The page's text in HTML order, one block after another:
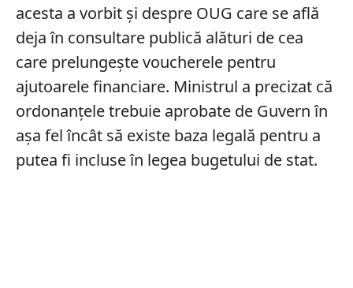
acesta a vorbit și despre OUG care se află
deja în consultare publică alături de cea
care prelungește voucherele pentru
ajutoarele financiare. Ministrul a precizat că
ordonanțele trebuie aprobate de Guvern în
așa fel încât să existe baza legală pentru a
putea fi incluse în legea bugetului de stat.